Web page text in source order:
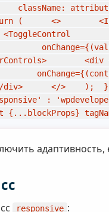
className:
<>
</>    );  },
:
{...blockProps}
адаптивность,
responsive :